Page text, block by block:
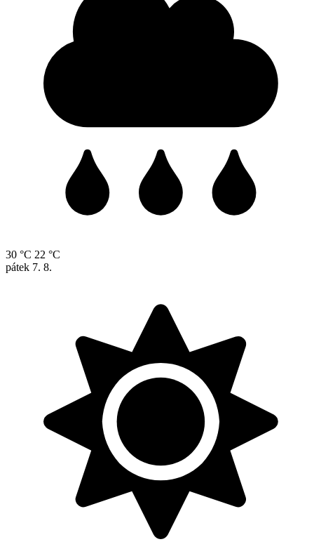
30 °C 22 °C
pátek 7. 8.